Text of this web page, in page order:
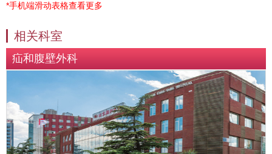
*手机端滑动表格查看更多
相关科室
疝和腹壁外科